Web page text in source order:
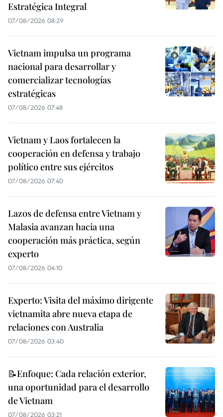
Estratégica Integral
07/08/2026 08:29
Vietnam impulsa un programa
nacional para desarrollar y
comercializar tecnologías
estratégicas
07/08/2026 07:48
Vietnam y Laos fortalecen la
cooperación en defensa y trabajo
político entre sus ejércitos
07/08/2026 07:40
Lazos de defensa entre Vietnam y
Malasia avanzan hacia una
cooperación más práctica, según
experto
07/08/2026 04:10
Experto: Visita del máximo dirigente
vietnamita abre nueva etapa de
relaciones con Australia
07/08/2026 03:40
📝Enfoque: Cada relación exterior,
una oportunidad para el desarrollo
de Vietnam
07/08/2026 03:21